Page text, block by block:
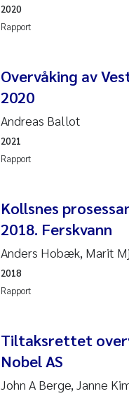
Paula
Rapport
2020
Overvåking av
2020
Andreas Ballot
Rapport
2021
Kollsnes
2018. Ferskvann
Anders Hobæk, Marit
Rapport
2018
Tiltaksrettet
Nobel AS
John A Berge, Janne